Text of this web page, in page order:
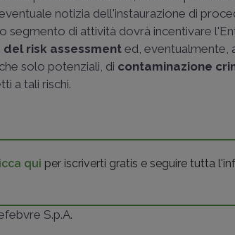
notizia dell'instaurazione di
di attività dovrà incentivare
del risk assessment ed, eventualmente,
solo potenziali, di contaminazione
a tali rischi.
qui per iscriverti gratis e seguire tutta
S.p.A.